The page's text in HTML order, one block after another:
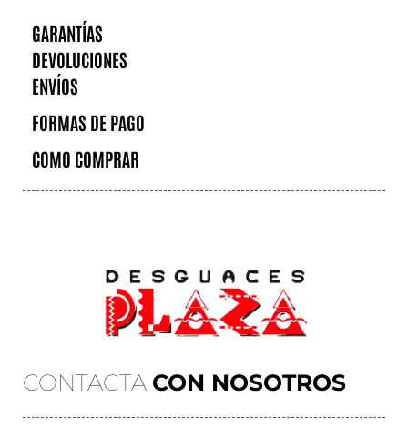
CONTACTA CON NOSOTROS
GARANTÍAS
DEVOLUCIONES
ENVÍOS
FORMAS DE PAGO
COMO COMPRAR